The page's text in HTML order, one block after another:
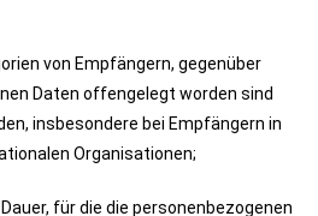
von Empfängern, gegenüber
Daten offengelegt worden sind
insbesondere bei Empfängern in
Organisationen;
für die die personenbezogenen